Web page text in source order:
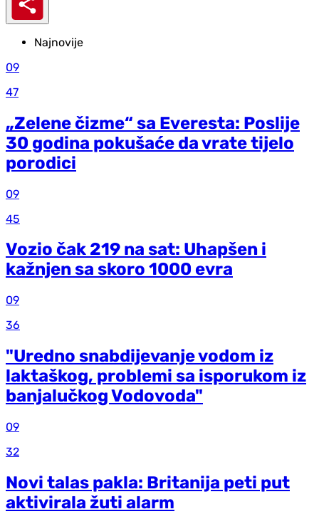
Najnovije
09
47
„Zelene čizme“ sa Everesta: Poslije
30 godina pokušaće da vrate tijelo
porodici
09
45
Vozio čak 219 na sat: Uhapšen i
kažnjen sa skoro 1000 evra
09
36
"Uredno snabdijevanje vodom iz
laktaškog, problemi sa isporukom iz
banjalučkog Vodovoda"
09
32
Novi talas pakla: Britanija peti put
aktivirala žuti alarm